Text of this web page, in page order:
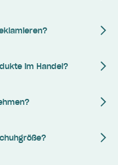
im Handel?